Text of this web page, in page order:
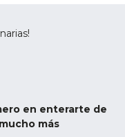
en enterarte de
más